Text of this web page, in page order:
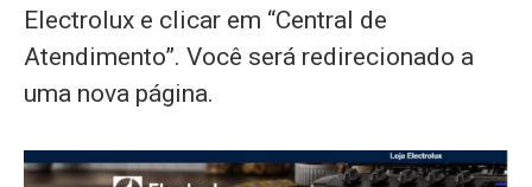
Electrolux e clicar em “Central de
Atendimento”. Você será redirecionado a
uma nova página.